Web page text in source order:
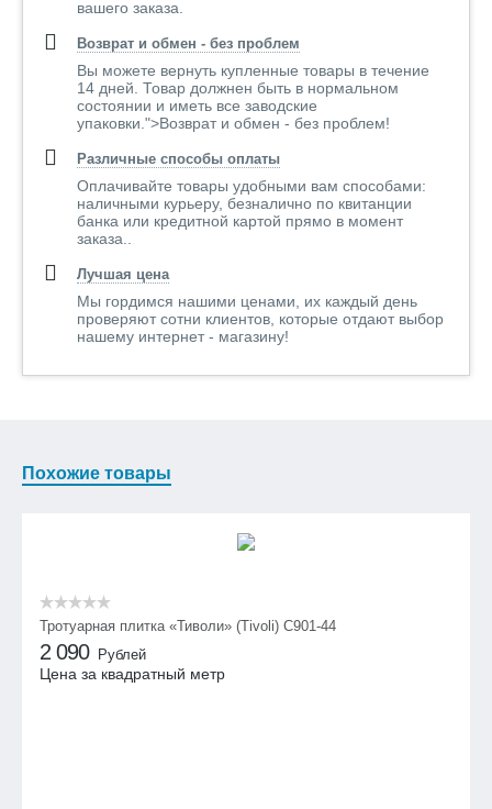
вашего заказа.
Возврат и обмен - без проблем
Вы можете вернуть купленные товары в течение
14 дней. Товар должнен быть в нормальном
состоянии и иметь все заводские
упаковки.">Возврат и обмен - без проблем!
Различные способы оплаты
Оплачивайте товары удобными вам способами:
наличными курьеру, безналично по квитанции
банка или кредитной картой прямо в момент
заказа..
Лучшая цена
Мы гордимся нашими ценами, их каждый день
проверяют сотни клиентов, которые отдают выбор
нашему интернет - магазину!
Похожие товары
Тротуарная плитка «Тиволи» (Tivoli) С901-44
2 090 Рублей
Цена за квадратный метр